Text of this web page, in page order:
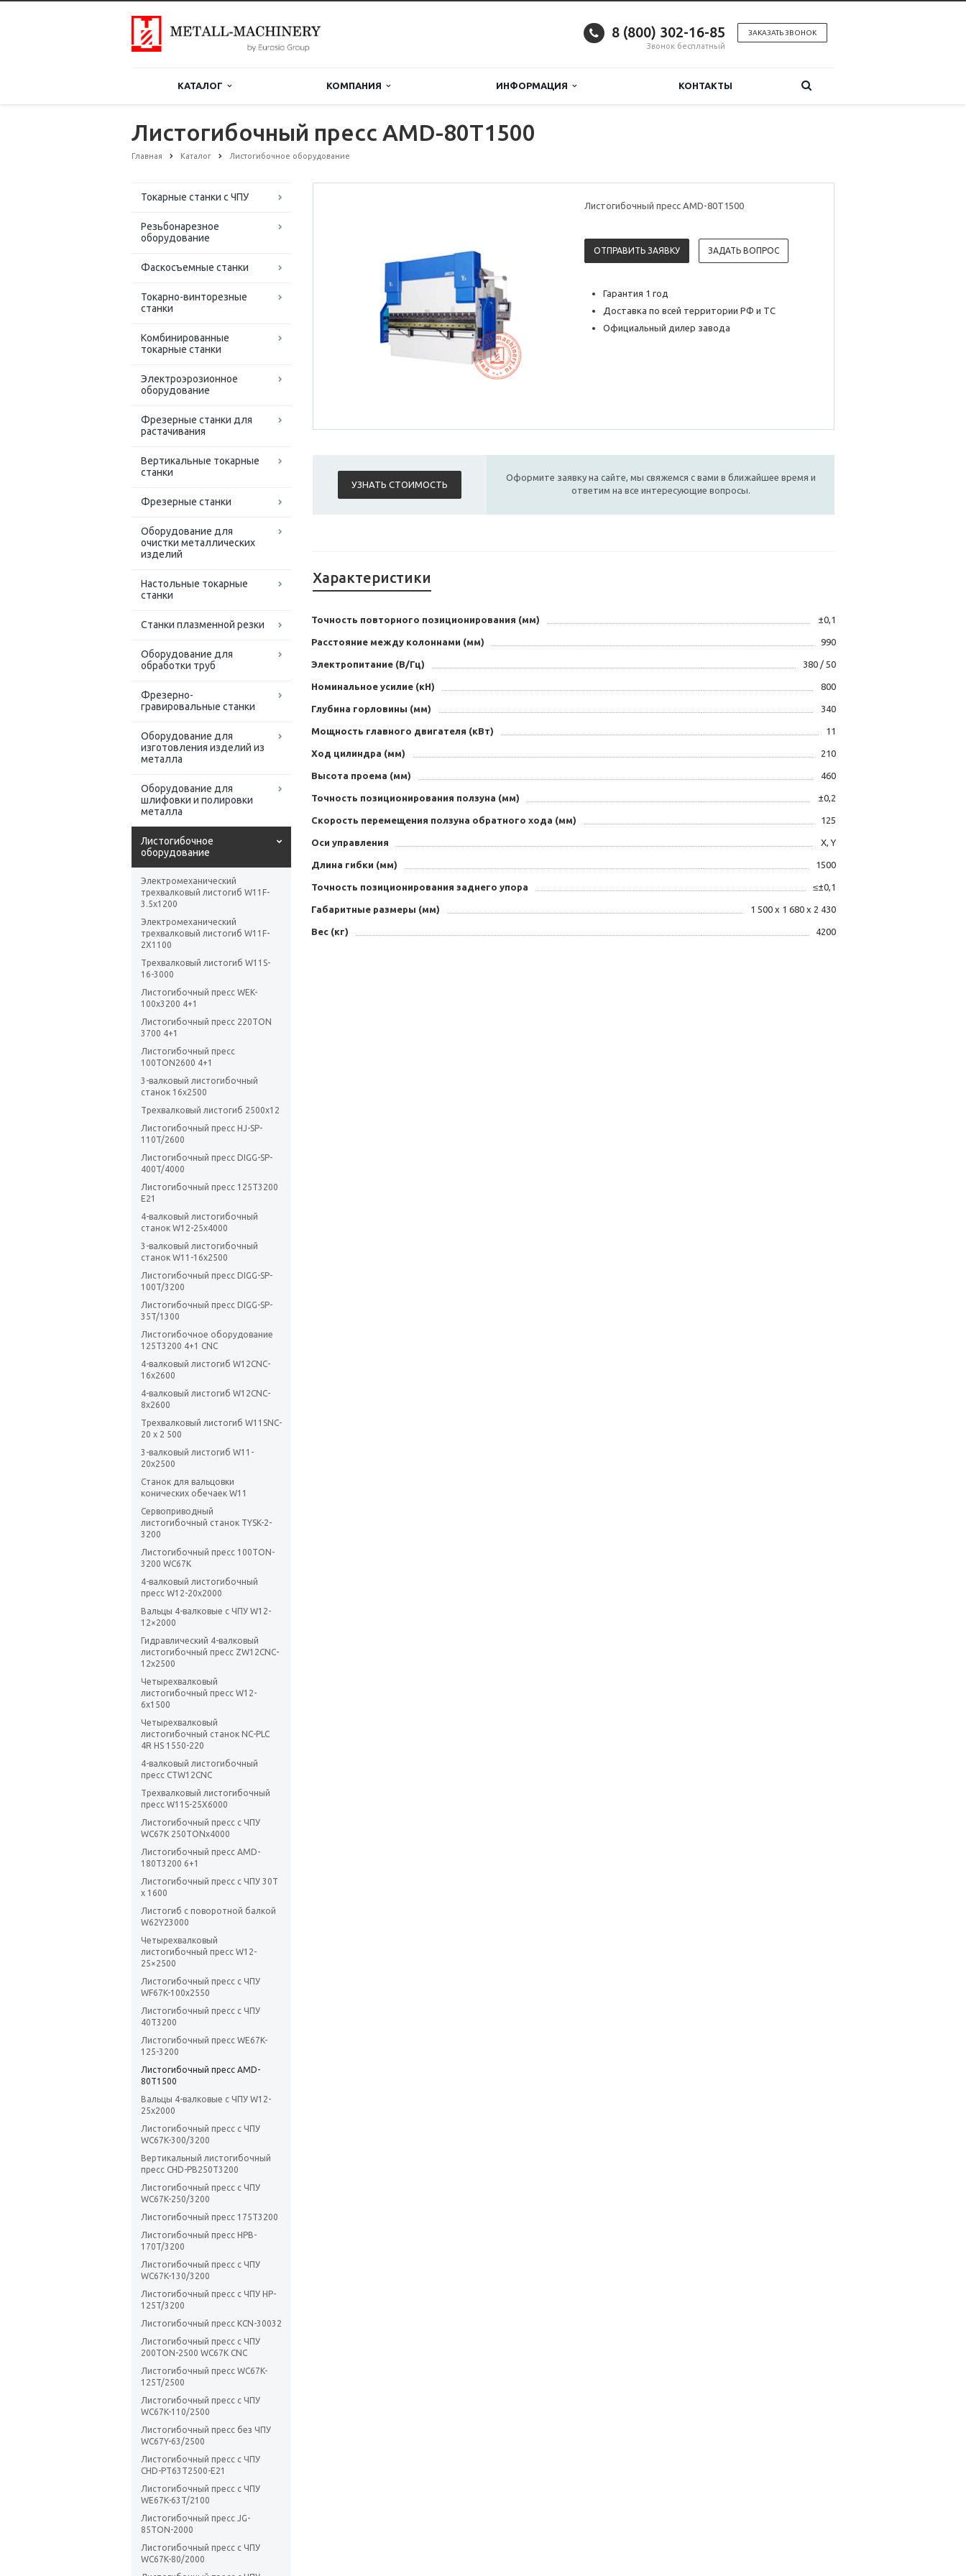
ЗАКАЗАТЬ ЗВОНОК
8 (800) 302-16-85
Звонок бесплатный
КАТАЛОГ КОМПАНИЯ ИНФОРМАЦИЯ КОНТАКТЫ
Листогибочный пресс AMD-80T1500
Главная Каталог Листогибочное оборудование
Токарные станки с ЧПУ
Резьбонарезное
оборудование
Фаскосъемные станки
Токарно-винторезные
станки
Комбинированные
токарные станки
Электроэрозионное
оборудование
Фрезерные станки для
растачивания
Вертикальные токарные
станки
Фрезерные станки
Оборудование для
очистки металлических
изделий
Настольные токарные
станки
Станки плазменной резки
Оборудование для
обработки труб
Фрезерно-
гравировальные станки
Оборудование для
изготовления изделий из
металла
Оборудование для
шлифовки и полировки
металла
Листогибочное
оборудование
Электромеханический
трехвалковый листогиб W11F-
3.5x1200
Электромеханический
трехвалковый листогиб W11F-
2X1100
Трехвалковый листогиб W11S-
16-3000
Листогибочный пресс WEK-
100x3200 4+1
Листогибочный пресс 220TON
3700 4+1
Листогибочный пресс
100TON2600 4+1
3-валковый листогибочный
станок 16х2500
Трехвалковый листогиб 2500х12
Листогибочный пресс HJ-SP-
110T/2600
Листогибочный пресс DIGG-SP-
400T/4000
Листогибочный пресс 125T3200
E21
4-валковый листогибочный
станок W12-25х4000
3-валковый листогибочный
станок W11-16х2500
Листогибочный пресс DIGG-SP-
100T/3200
Листогибочный пресс DIGG-SP-
35T/1300
Листогибочное оборудование
125T3200 4+1 CNC
4-валковый листогиб W12CNC-
16x2600
4-валковый листогиб W12CNC-
8x2600
Трехвалковый листогиб W11SNC-
20 х 2 500
3-валковый листогиб W11-
20х2500
Станок для вальцовки
конических обечаек W11
Сервоприводный
листогибочный станок TYSK-2-
3200
Листогибочный пресс 100TON-
3200 WC67K
4-валковый листогибочный
пресс W12-20х2000
Вальцы 4-валковые с ЧПУ W12-
12×2000
Гидравлический 4-валковый
листогибочный пресс ZW12CNC-
12х2500
Четырехвалковый
листогибочный пресс W12-
6x1500
Четырехвалковый
листогибочный станок NC-PLC
4R HS 1550-220
4-валковый листогибочный
пресс CTW12CNC
Трехвалковый листогибочный
пресс W11S-25Х6000
Листогибочный пресс с ЧПУ
WC67K 250TONх4000
Листогибочный пресс AMD-
180T3200 6+1
Листогибочный пресс с ЧПУ 30Т
x 1600
Листогиб с поворотной балкой
W62Y23000
Четырехвалковый
листогибочный пресс W12-
25×2500
Листогибочный пресс с ЧПУ
WF67K-100х2550
Листогибочный пресс с ЧПУ
40T3200
Листогибочный пресс WE67K-
125-3200
Листогибочный пресс AMD-
80T1500
Вальцы 4-валковые с ЧПУ W12-
25х2000
Листогибочный пресс с ЧПУ
WC67K-300/3200
Вертикальный листогибочный
пресс CHD-PB250T3200
Листогибочный пресс с ЧПУ
WC67K-250/3200
Листогибочный пресс 175T3200
Листогибочный пресс HPB-
170T/3200
Листогибочный пресс с ЧПУ
WC67K-130/3200
Листогибочный пресс с ЧПУ HP-
125T/3200
Листогибочный пресс KCN-30032
Листогибочный пресс с ЧПУ
200TON-2500 WC67K CNC
Листогибочный пресс WC67K-
125T/2500
Листогибочный пресс с ЧПУ
WC67K-110/2500
Листогибочный пресс без ЧПУ
WC67Y-63/2500
Листогибочный пресс с ЧПУ
CHD-PT63T2500-E21
Листогибочный пресс с ЧПУ
WE67K-63T/2100
Листогибочный пресс JG-
85TON-2000
Листогибочный пресс с ЧПУ
WC67K-80/2000
Листогибочный пресс AMD-80T1500
ОТПРАВИТЬ ЗАЯВКУ ЗАДАТЬ ВОПРОС
Гарантия 1 год
Доставка по всей территории РФ и ТС
Официальный дилер завода
УЗНАТЬ СТОИМОСТЬ
Оформите заявку на сайте, мы свяжемся с вами в ближайшее время и
ответим на все интересующие вопросы.
Характеристики
Точность повторного позиционирования (мм) ±0,1
Расстояние между колоннами (мм) 990
Электропитание (В/Гц) 380 / 50
Номинальное усилие (кН) 800
Глубина горловины (мм) 340
Мощность главного двигателя (кВт) 11
Ход цилиндра (мм) 210
Высота проема (мм) 460
Точность позиционирования ползуна (мм) ±0,2
Скорость перемещения ползуна обратного хода (мм) 125
Оси управления X, Y
Длина гибки (мм) 1500
Точность позиционирования заднего упора ≤±0,1
Габаритные размеры (мм) 1 500 х 1 680 х 2 430
Вес (кг) 4200